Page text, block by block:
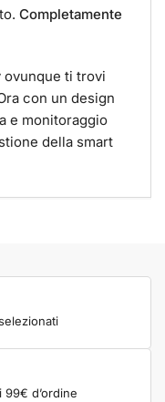
Completamente
ti trovi
con un design
e monitoraggio
della smart
99€ d’ordine